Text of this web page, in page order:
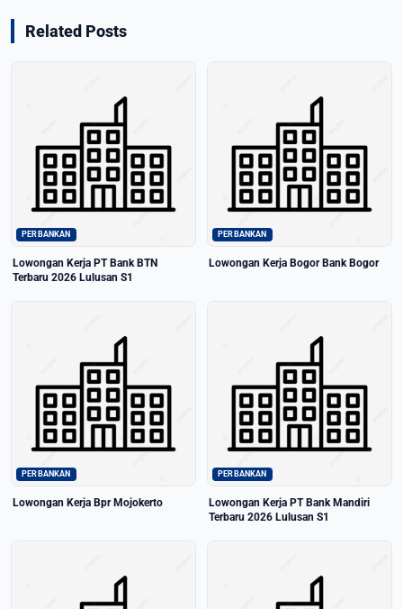
Related Posts
PERBANKAN
Lowongan Kerja PT Bank BTN
Terbaru 2026 Lulusan S1
PERBANKAN
Lowongan Kerja Bogor Bank Bogor
PERBANKAN
Lowongan Kerja Bpr Mojokerto
PERBANKAN
Lowongan Kerja PT Bank Mandiri
Terbaru 2026 Lulusan S1